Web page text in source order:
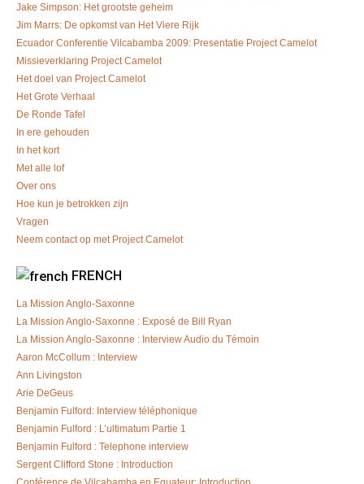
Jake Simpson: Het grootste geheim
Jim Marrs: De opkomst van Het Viere Rijk
Ecuador Conferentie Vilcabamba 2009: Presentatie Project Camelot
Missieverklaring Project Camelot
Het doel van Project Camelot
Het Grote Verhaal
De Ronde Tafel
In ere gehouden
In het kort
Met alle lof
Over ons
Hoe kun je betrokken zijn
Vragen
Neem contact op met Project Camelot
FRENCH
La Mission Anglo-Saxonne
La Mission Anglo-Saxonne : Exposé de Bill Ryan
La Mission Anglo-Saxonne : Interview Audio du Témoin
Aaron McCollum : Interview
Ann Livingston
Arie DeGeus
Benjamin Fulford: Interview téléphonique
Benjamin Fulford : L’ultimatum Partie 1
Benjamin Fulford : Telephone interview
Sergent Clifford Stone : Introduction